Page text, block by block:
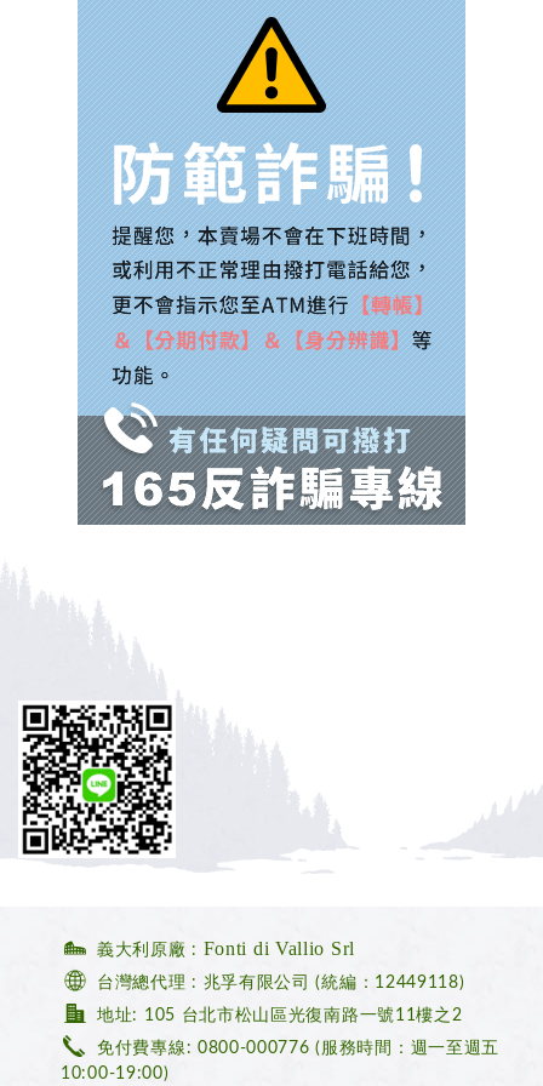
義大利原廠 : Fonti di Vallio Srl
台灣總代理 : 兆孚有限公司 (統編：12449118)
地址: 105 台北市松山區光復南路一號11樓之2
免付費專線: 0800-000776(服務時間：週一至週五
10:00-19:00)